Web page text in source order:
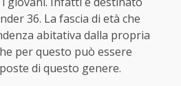
36. La fascia di età che
abitativa dalla propria
per questo può essere
di questo genere.